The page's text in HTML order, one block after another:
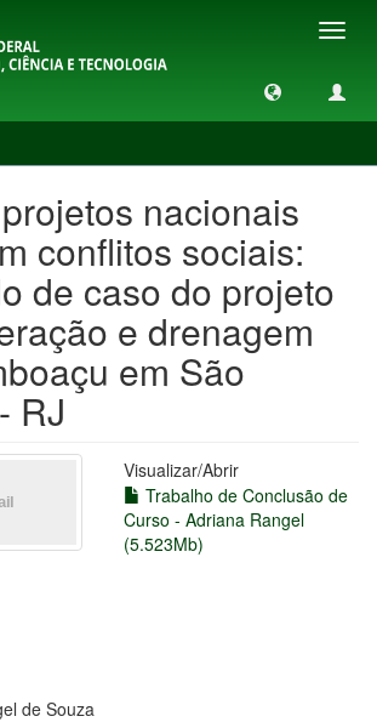
nacionais
conflitos sociais:
de caso do projeto
e drenagem
em São
RJ
Visualizar/Abrir
Trabalho de Conclusão de
Curso - Adriana Rangel
(5.523Mb)
de Souza